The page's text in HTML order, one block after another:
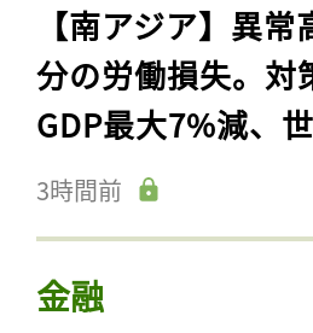
【南アジア】異
分の労働損失。対
GDP最大7%減、
3時間前
金融